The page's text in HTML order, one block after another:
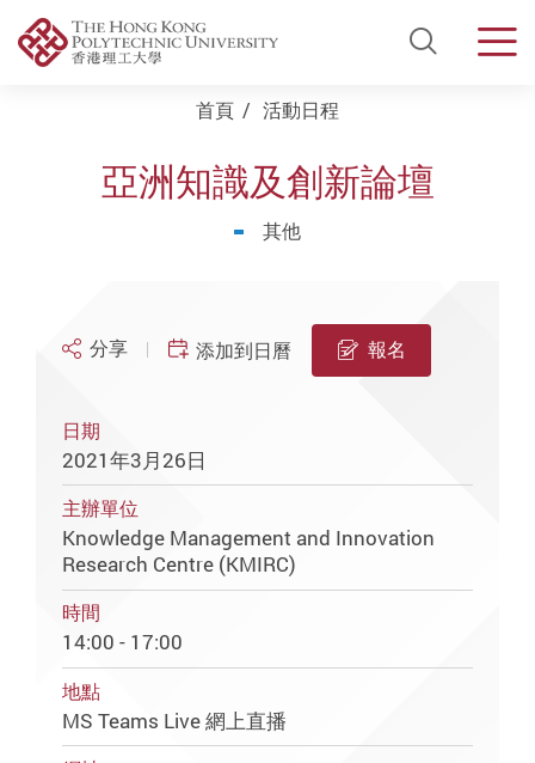
Open
首頁 活動日程
亞洲知識及創新論壇
其他
分享 添加到日曆 報名
日期
2021年3月26日
主辦單位
Knowledge Management and Innovation
Research Centre (KMIRC)
時間
14:00 - 17:00
地點
MS Teams Live 網上直播